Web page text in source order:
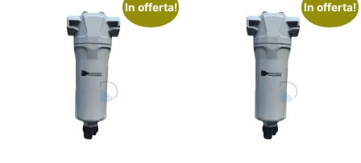
In offerta! In offerta!